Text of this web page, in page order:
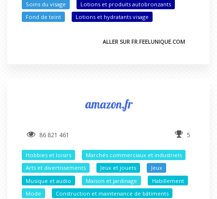
Soins du visage
Lotions et produits autobronzants
Fond de teint
Lotions et hydratants visage
ALLER SUR FR.FEELUNIQUE.COM
amazon.fr
86 821 461 5
Hobbies et loisirs
Marchés commerciaux et industriels
Arts et divertissements
Jeux et jouets
Jeux
Musique et audio
Maison et jardinage
Habillement
Mode
Construction et maintenance de bâtiments